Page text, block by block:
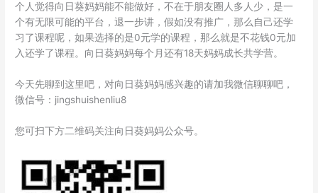
个人觉得向日葵妈妈能不能做好，不在于朋友圈人多人少，是一
个有无限可能的平台，退一步讲，假如没有推广，那么自己还学
习了课程呢，如果选择的是0元学的课程，那么就是不花钱0元加
入还学了课程。向日葵妈妈每个月还有18天妈妈成长共学营。
今天先聊到这里吧，对向日葵妈妈感兴趣的请加我微信聊聊吧，
微信号：jingshuishenliu8
您可扫下方二维码关注向日葵妈妈公众号。